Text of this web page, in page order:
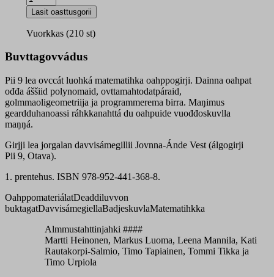
9
oahppogirji
quantity
Lasit oasttusgorii
Vuorkkas (210 st)
Buvttagovvádus
Pii 9 lea ovccát luohká matematihka oahppogirji. Dainna oahpat
ođđa áššiid polynomaid, ovttamahtodatpáraid,
golmmaoligeometriija ja programmerema birra. Maŋimus
geardduhanoassi ráhkkanahttá du oahpuide vuođđoskuvlla
maŋŋá.
Girjji lea jorgalan davvisámegillii Jovnna-Ánde Vest (álgogirji
Pii 9, Otava).
1. prentehus. ISBN 978-952-441-368-8.
OahppomateriálatDeaddiluvvon
buktagatDavvisámegiellaBadjeskuvlaMatematihkka
Almmustahttinjahki ####
Martti Heinonen, Markus Luoma, Leena Mannila, Kati
Rautakorpi-Salmio, Timo Tapiainen, Tommi Tikka ja
Timo Urpiola